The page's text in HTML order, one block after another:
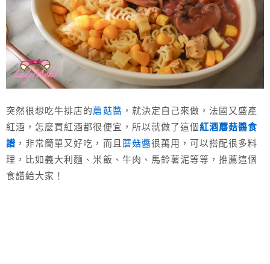
突然很想吃牛排店的蘑菇醬 ，就決定自己來做，法國又盛產
紅酒，怎麼買紅酒都很便宜，所以就做了這個紅酒蘑菇醬食
譜 ，非常簡單又好吃，而且 蘑菇醬很萬用，可以搭配很多料
理，比如義大利麵、米飯、牛肉、馬鈴薯泥等等，推薦這個
食譜給大家！